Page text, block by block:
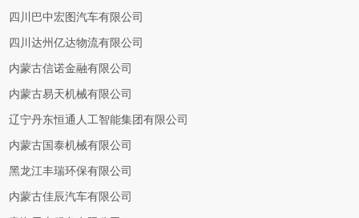
四川巴中宏图汽车有限公司
四川达州亿达物流有限公司
内蒙古信诺金融有限公司
内蒙古易天机械有限公司
辽宁丹东恒通人工智能集团有限公司
内蒙古国泰机械有限公司
黑龙江丰瑞环保有限公司
内蒙古佳辰汽车有限公司